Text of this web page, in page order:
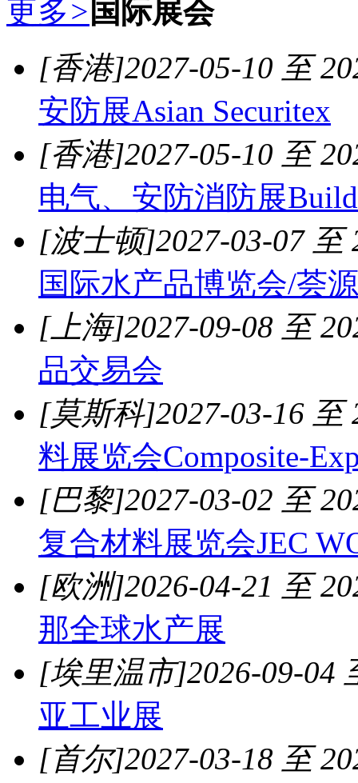
更多> 国际展会
[香港]2027-05-10 至
安防展Asian Securitex
[香港]2027-05-10 至
电气、安防消防展
[波士顿]2027-03-07 至
国际水产品博览会/荟
[上海]2027-09-08 至
品交易会
[莫斯科]2027-03-16 至
料展览会Composite-
[巴黎]2027-03-02 至
复合材料展览会JEC
[欧洲]2026-04-21 至
那全球水产展
[埃里温市]2026-09-04
亚工业展
[首尔]2027-03-18 至